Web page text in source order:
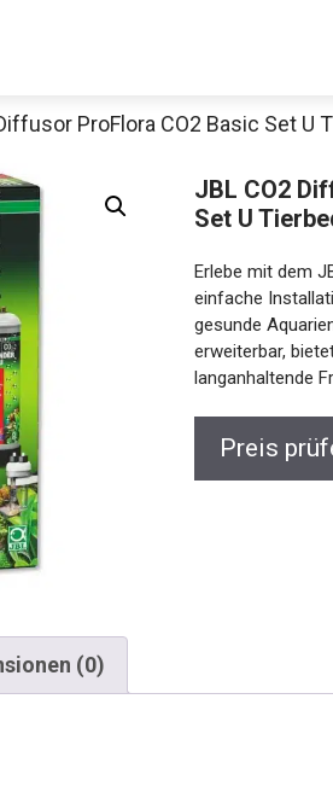
ProFlora CO2 Basic Set U
JBL CO2
Set U
Erlebe mit dem
einfache
gesunde
erweiterbar,
langanhaltende
Preis
(0)